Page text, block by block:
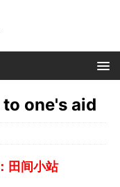
to one's aid
田间小站